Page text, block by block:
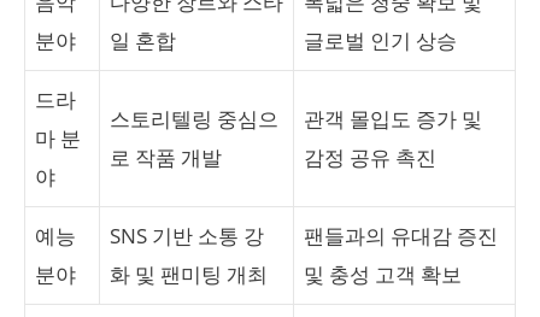
분야
일 혼합
글로벌 인기 상승
드라
마 분
야
스토리텔링 중심으
로 작품 개발
관객 몰입도 증가 및
감정 공유 촉진
예능
분야
SNS 기반 소통 강
화 및 팬미팅 개최
팬들과의 유대감 증진
및 충성 고객 확보